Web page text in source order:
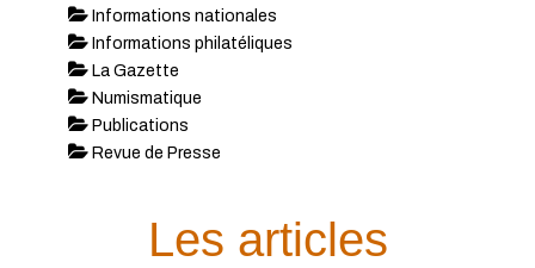
Informations nationales
Informations philatéliques
La Gazette
Numismatique
Publications
Revue de Presse
Les articles